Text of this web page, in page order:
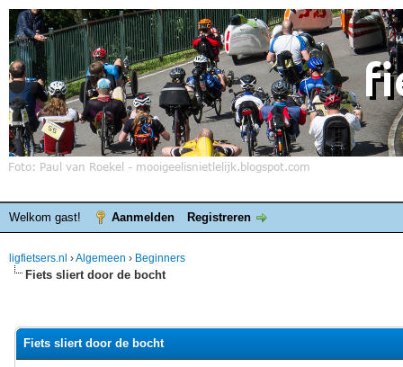
Welkom gast! Aanmelden Registreren
ligfietsers.nl ›Algemeen › Beginners
Fiets sliert door de bocht
Fiets sliert door de bocht